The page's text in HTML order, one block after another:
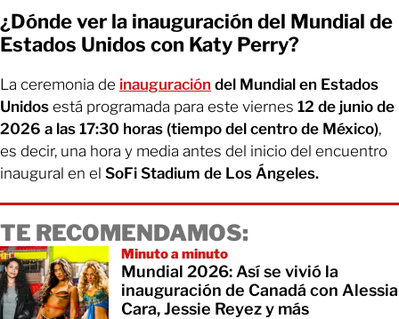
¿Dónde ver la inauguración del Mundial de
Estados Unidos con Katy Perry?
La ceremonia de inauguración del Mundial en Estados
Unidos está programada para este viernes 12 de junio de
2026 a las 17:30 horas (tiempo del centro de México),
es decir, una hora y media antes del inicio del encuentro
inaugural en el SoFi Stadium de Los Ángeles.
TE RECOMENDAMOS:
Minuto a minuto
Mundial 2026: Así se vivió la
inauguración de Canadá con Alessia
Cara, Jessie Reyez y más